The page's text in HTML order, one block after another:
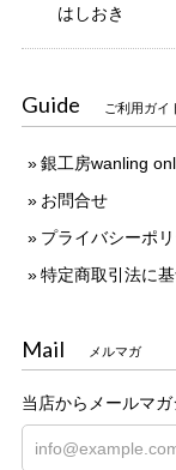
はしおき
Guide ご利用ガイ
銀工房wanling
お問合せ
プライバシーポ
特定商取引法に
Mail メルマガ
当店からメールマガ